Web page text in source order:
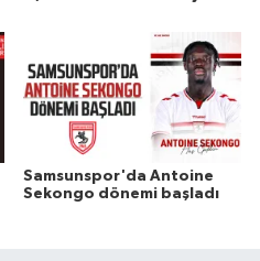
Samsunspor'da Antoine
Sekongo dönemi başladı